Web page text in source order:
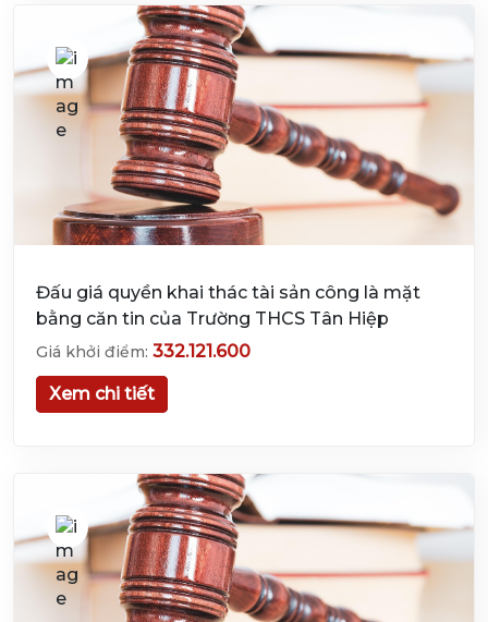
Đấu giá quyền khai thác tài sản công là mặt
bằng căn tin của Trường THCS Tân Hiệp
Giá khởi điểm: 332.121.600
Xem chi tiết